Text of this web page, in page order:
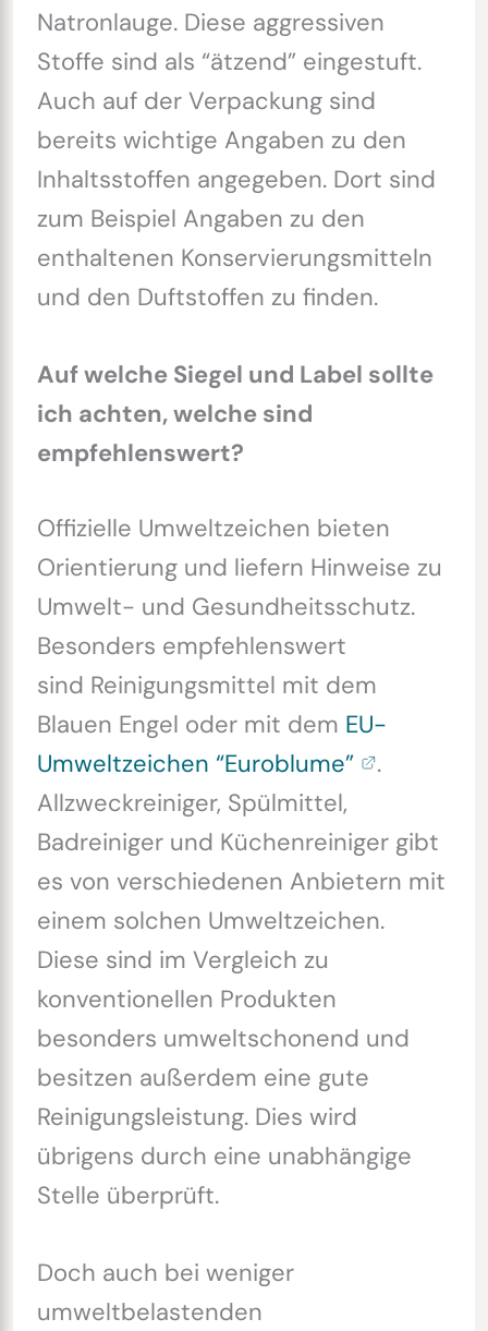
Natronlauge. Diese aggressiven
Stoffe sind als “ätzend” eingestuft.
Auch auf der Verpackung sind
bereits wichtige Angaben zu den
Inhaltsstoffen angegeben. Dort sind
zum Beispiel Angaben zu den
enthaltenen Konservierungsmitteln
und den Duftstoffen zu finden.
Auf welche Siegel und Label sollte
ich achten, welche sind
empfehlenswert?
Offizielle Umweltzeichen bieten
Orientierung und liefern Hinweise zu
Umwelt- und Gesundheitsschutz.
Besonders empfehlenswert
sind Reinigungsmittel mit dem
Blauen Engel oder mit dem EU-
Umweltzeichen “Euroblume”
.
Allzweckreiniger, Spülmittel,
Badreiniger und Küchenreiniger gibt
es von verschiedenen Anbietern mit
einem solchen Umweltzeichen.
Diese sind im Vergleich zu
konventionellen Produkten
besonders umweltschonend und
besitzen außerdem eine gute
Reinigungsleistung. Dies wird
übrigens durch eine unabhängige
Stelle überprüft.
Doch auch bei weniger
umweltbelastenden